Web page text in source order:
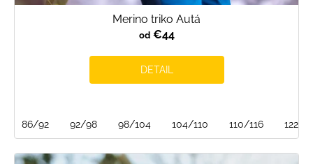
Merino triko Autá
od€44
DETAIL
86/92 92/98 98/104 104/110 110/116 122/